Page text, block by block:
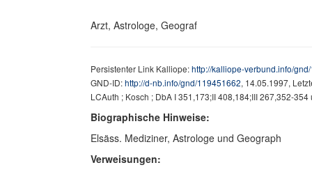
Arzt, Astrologe, Geograf
Persistenter Link Kalliope:http://kalliope-verbund.info/
GND-ID:http://d-nb.info/gnd/119451662, 14.05.1997,
LCAuth ; Kosch ; DbA I 351,173;II 408,184;III 267,352-
Biographische Hinweise:
Elsäss. Mediziner, Astrologe und Geograph
Verweisungen: